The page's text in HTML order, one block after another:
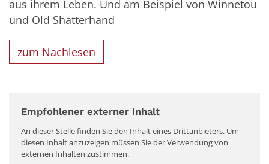
aus ihrem Leben. Und am Beispiel von Winnetou
und Old Shatterhand
zum Nachlesen
Empfohlener externer Inhalt
An dieser Stelle finden Sie den Inhalt eines Drittanbieters. Um
diesen Inhalt anzuzeigen müssen Sie der Verwendung von
externen Inhalten zustimmen.